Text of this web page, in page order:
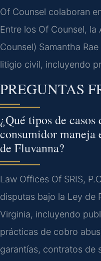
Of Counsel colaboran
Entre los Of Counsel,
Counsel) Samantha
litigio civil, incluyendo
PREGUNTAS
¿Qué tipos de
consumidor maneja
de Fluvanna?
Law Offices Of SRIS,
disputas bajo la Ley de
Virginia, incluyendo
prácticas de cobro
garantías, contratos de